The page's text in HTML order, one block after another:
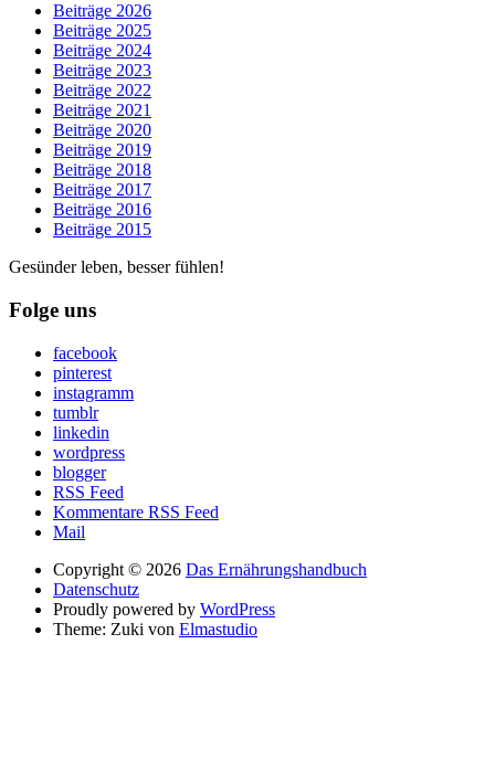
Beiträge 2026
Beiträge 2025
Beiträge 2024
Beiträge 2023
Beiträge 2022
Beiträge 2021
Beiträge 2020
Beiträge 2019
Beiträge 2018
Beiträge 2017
Beiträge 2016
Beiträge 2015
Gesünder leben, besser fühlen!
Folge uns
facebook
pinterest
instagramm
tumblr
linkedin
wordpress
blogger
RSS Feed
Kommentare RSS Feed
Mail
Copyright © 2026 Das Ernährungshandbuch
Datenschutz
Proudly powered by WordPress
Theme: Zuki von Elmastudio